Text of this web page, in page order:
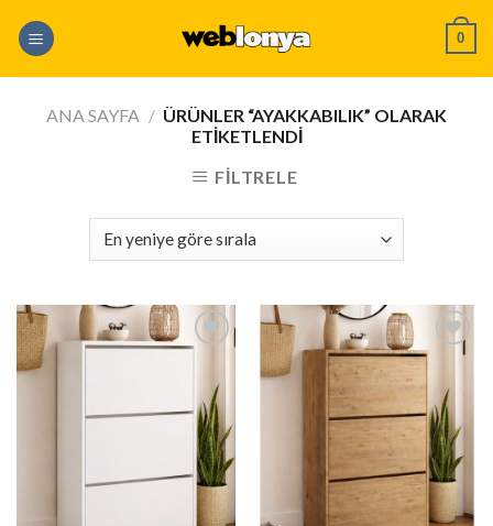
0
ANA SAYFA / ÜRÜNLER “AYAKKABILIK” OLARAK
ETIKETLENDI
FILTRELE
Ekle
Ekle